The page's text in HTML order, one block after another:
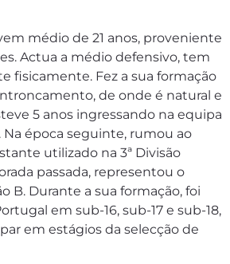
médio de 21 anos, proveniente
Actua a médio defensivo, tem
fisicamente. Fez a sua formação
de onde é natural e
5 anos ingressando na equipa
Na época seguinte, rumou ao
utilizado na 3ª Divisão
passada, representou o
B. Durante a sua formação, foi
em sub-16, sub-17 e sub-18,
em estágios da selecção de